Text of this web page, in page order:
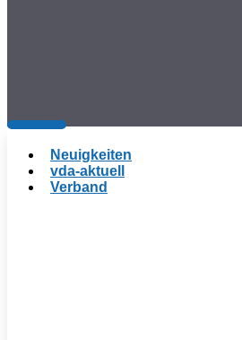
Neuigkeiten
vda-aktuell
Verband